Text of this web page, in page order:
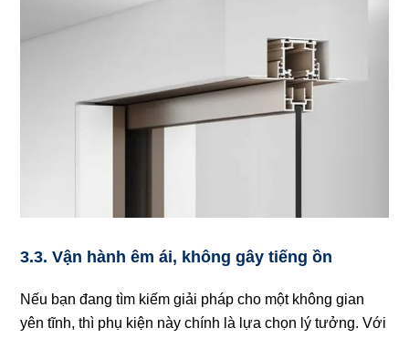
3.3. Vận hành êm ái, không gây tiếng ồn
Nếu bạn đang tìm kiếm giải pháp cho một không gian
yên tĩnh, thì phụ kiện này chính là lựa chọn lý tưởng. Với